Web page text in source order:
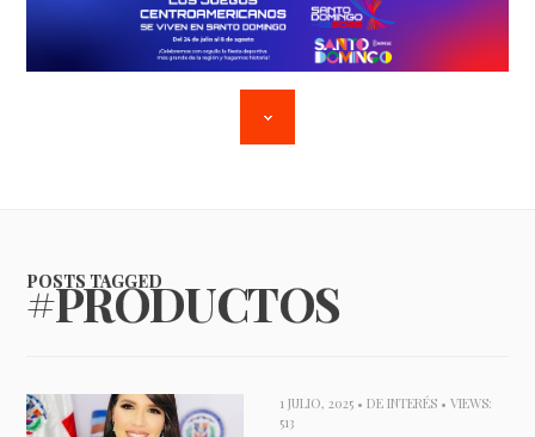
POSTS TAGGED
#PRODUCTOS
1 JULIO, 2025 • DE INTERÉS• VIEWS:
513